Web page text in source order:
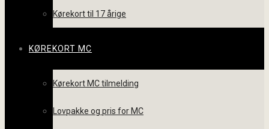
Kørekort til 17 årige
KØREKORT MC
Kørekort MC tilmelding
Lovpakke og pris for MC